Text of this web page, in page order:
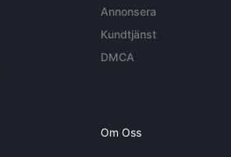
Annonsera
Kundtjänst
DMCA
Om Oss